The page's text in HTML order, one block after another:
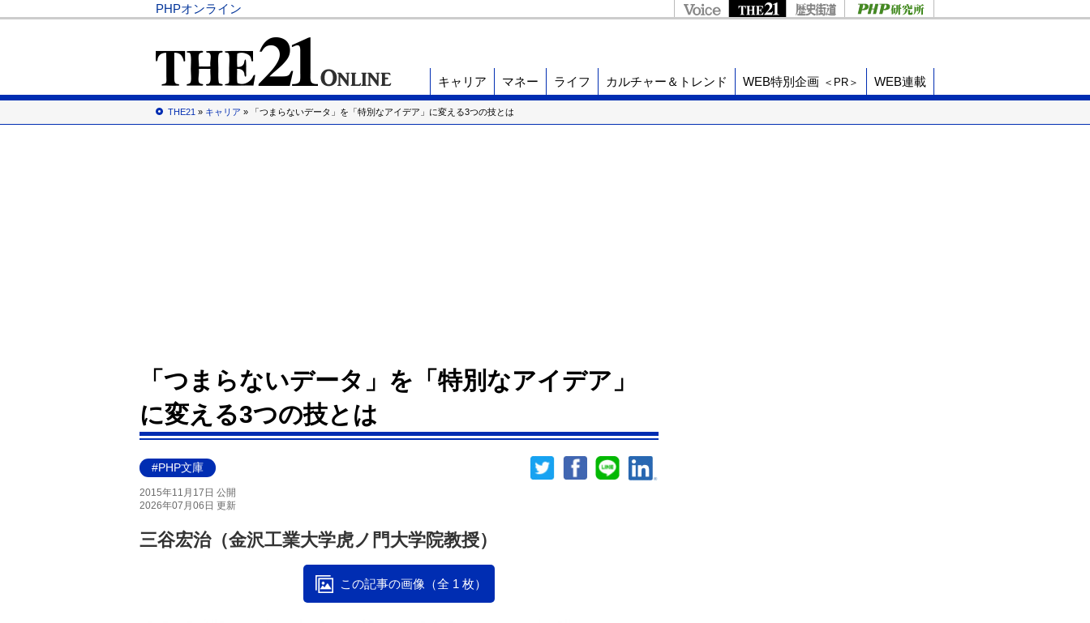
PHPオンライン
キャリア マネー ライフ カルチャー＆トレンド WEB特別企画 ＜PR＞ WEB連載
THE21 » キャリア » 「つまらないデータ」を「特別なアイデア」に変える3つの技とは
「つまらないデータ」を「特別なアイデア」
に変える3つの技とは
#PHP文庫
2015年11月17日 公開
2026年07月06日 更新
三谷宏治（金沢工業大学虎ノ門大学院教授）
この記事の画像（全 1 枚）